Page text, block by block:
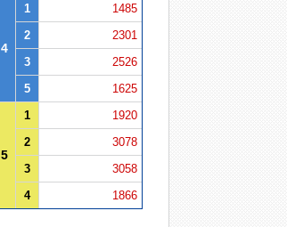
4
1
1485
2
2301
3
2526
5 1625
5
1
1920
2
3078
3
3058
4 1866